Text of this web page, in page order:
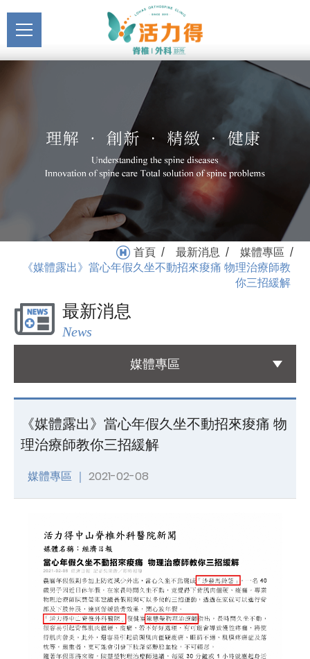
《媒體露出》當心年假久
坐不動招來痠痛 物理治療
師教你三招緩解_媒體專區
_最新消息 | 活力得脊椎外
主選單關於活力得
醫療服務
Medical Service
Registration
就醫指南
Medical Instruction
Health Education
國際醫療
友善連結
Links
聯絡我們
Contact
首頁 / 最新消息 / 媒體專區 /
《媒體露出》當心年假久坐不動招來痠痛 物理治療師教
你三招緩解
最新消息
News
媒體專區
《媒體露出》當心年假久坐不動招來痠痛 物
理治療師教你三招緩解
媒體專區 ｜ 2021-02-08